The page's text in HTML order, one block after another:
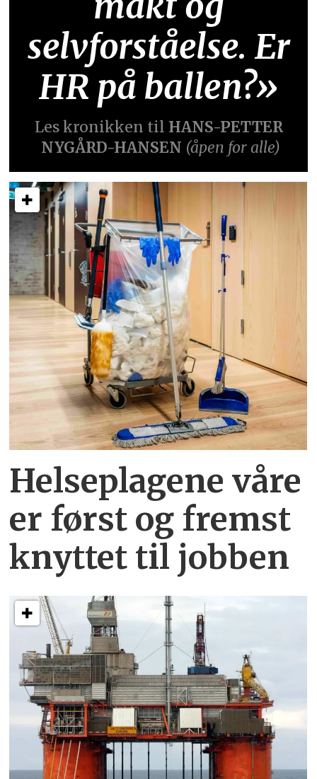
selvforståelse. Er
HR på ballen?»
Les kronikken til HANS-PETTER
NYGÅRD-HANSEN (åpen for alle)
Helseplagene våre
er først og fremst
knyttet til jobben